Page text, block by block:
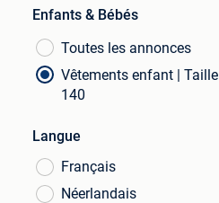
Enfants & Bébés
Toutes les annonces
Vêtements enfant | Taille
140
Langue
Français
Néerlandais